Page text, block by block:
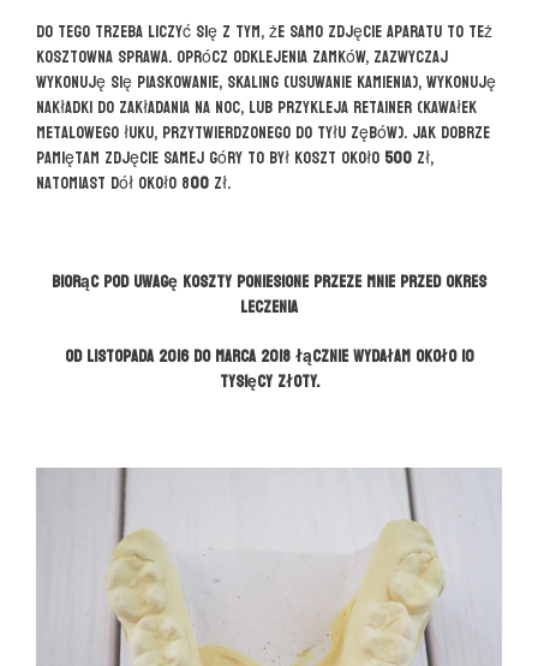
Do tego trzeba liczyć się z tym, że samo zdjęcie aparatu to też
kosztowna sprawa. Oprócz odklejenia zamków, zazwyczaj
wykonuję się piaskowanie, skaling (usuwanie kamienia), wykonuję
nakładki do zakładania na noc, lub przykleja retainer (kawałek
metalowego łuku, przytwierdzonego do tyłu zębów). Jak dobrze
pamiętam zdjęcie samej góry to był koszt około 500 zł,
natomiast dół około 800 zł.
Biorąc pod uwagę koszty poniesione przeze mnie przed okres
leczenia
od listopada 2016 do marca 2018 łącznie wydałam około 10
tysięcy złoty.